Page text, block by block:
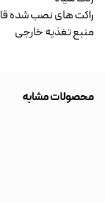
راکت های نصب شده
منبع تغذیه خارجی
محصولات مشابه